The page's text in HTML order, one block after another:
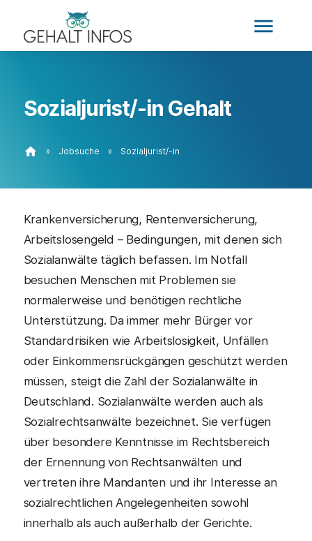
menu
Sozialjurist/-in Gehalt
home » Jobsuche » Sozialjurist/-in
Krankenversicherung, Rentenversicherung,
Arbeitslosengeld – Bedingungen, mit denen sich
Sozialanwälte täglich befassen. Im Notfall
besuchen Menschen mit Problemen sie
normalerweise und benötigen rechtliche
Unterstützung. Da immer mehr Bürger vor
Standardrisiken wie Arbeitslosigkeit, Unfällen
oder Einkommensrückgängen geschützt werden
müssen, steigt die Zahl der Sozialanwälte in
Deutschland. Sozialanwälte werden auch als
Sozialrechtsanwälte bezeichnet. Sie verfügen
über besondere Kenntnisse im Rechtsbereich
der Ernennung von Rechtsanwälten und
vertreten ihre Mandanten und ihr Interesse an
sozialrechtlichen Angelegenheiten sowohl
innerhalb als auch außerhalb der Gerichte.